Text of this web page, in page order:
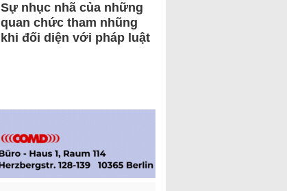
Sự nhục nhã của những
quan chức tham nhũng
khi đối diện với pháp luật